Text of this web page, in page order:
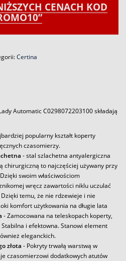
CENACH KOD
Certina
Automatic C0298072203100 składają
popularny kształt koperty
czasomierzy.
- stal szlachetna antyalergiczna
chirurgiczną to najczęściej używany przy
swoim właściwościom
wręcz zawartości niklu uczulać
temu, że nie rdzewieje i nie
komfort użytkowania na długie lata
- Zamocowana na teleskopach koperty,
i efektowna. Stanowi element
eleganckich.
złota - Pokryty trwałą warstwą w
czasomierzowi dodatkowych atutów